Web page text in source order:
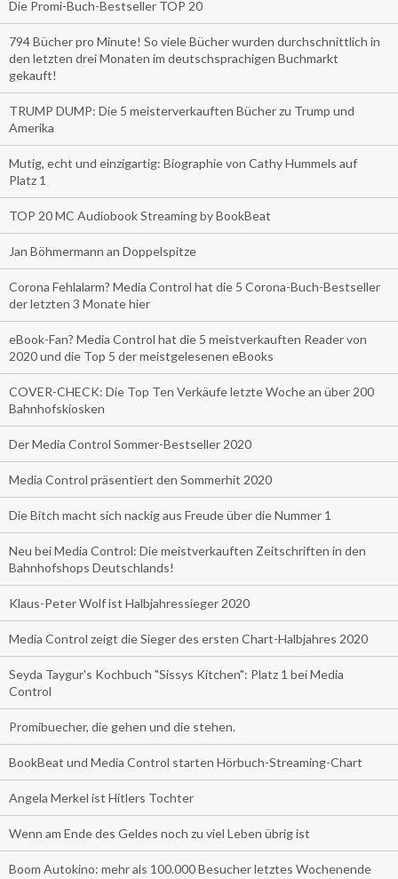
Die Promi-Buch-Bestseller TOP 20
794 Bücher pro Minute! So viele Bücher wurden durchschnittlich in
den letzten drei Monaten im deutschsprachigen Buchmarkt
gekauft!
TRUMP DUMP: Die 5 meisterverkauften Bücher zu Trump und
Amerika
Mutig, echt und einzigartig: Biographie von Cathy Hummels auf
Platz 1
TOP 20 MC Audiobook Streaming by BookBeat
Jan Böhmermann an Doppelspitze
Corona Fehlalarm? Media Control hat die 5 Corona-Buch-Bestseller
der letzten 3 Monate hier
eBook-Fan? Media Control hat die 5 meistverkauften Reader von
2020 und die Top 5 der meistgelesenen eBooks
COVER-CHECK: Die Top Ten Verkäufe letzte Woche an über 200
Bahnhofskiosken
Der Media Control Sommer-Bestseller 2020
Media Control präsentiert den Sommerhit 2020
Die Bitch macht sich nackig aus Freude über die Nummer 1
Neu bei Media Control: Die meistverkauften Zeitschriften in den
Bahnhofshops Deutschlands!
Klaus-Peter Wolf ist Halbjahressieger 2020
Media Control zeigt die Sieger des ersten Chart-Halbjahres 2020
Seyda Taygur's Kochbuch "Sissys Kitchen": Platz 1 bei Media
Control
Promibuecher, die gehen und die stehen.
BookBeat und Media Control starten Hörbuch-Streaming-Chart
Angela Merkel ist Hitlers Tochter
Wenn am Ende des Geldes noch zu viel Leben übrig ist
Boom Autokino: mehr als 100.000 Besucher letztes Wochenende